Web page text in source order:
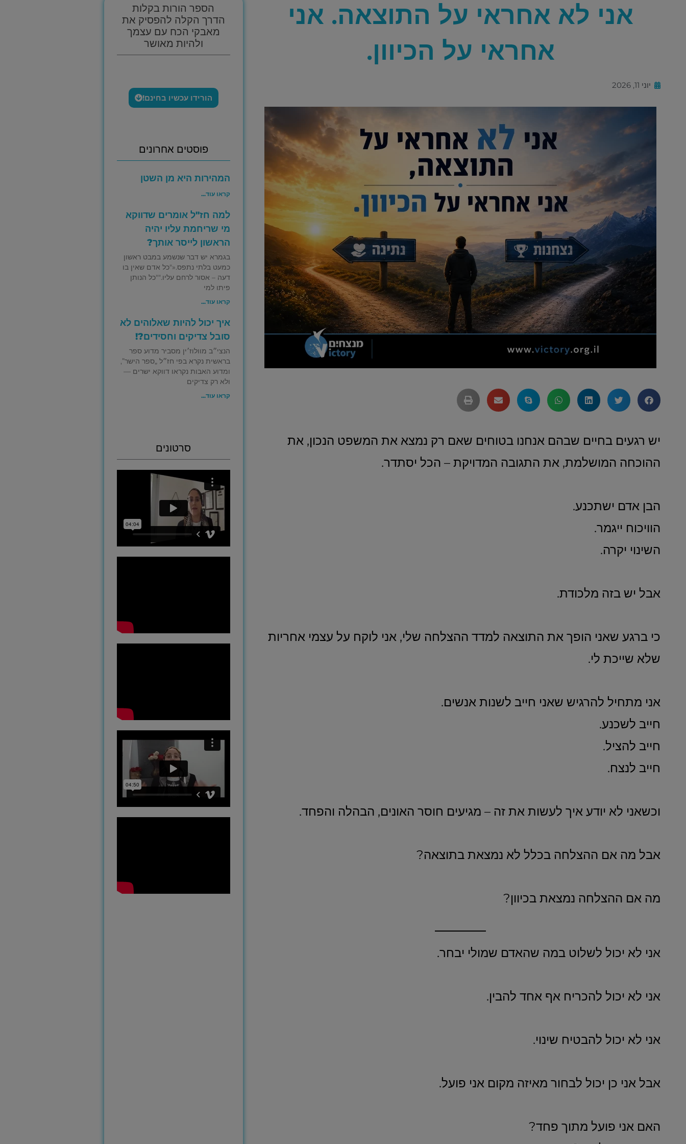
אני לא אחראי על התוצאה. אני
אחראי על הכיוון.
יוני 11, 2026
יש רגעים בחיים שבהם אנחנו בטוחים שאם רק נמצא את המשפט הנכון, את
ההוכחה המושלמת, את התגובה המדויקת – הכל יסתדר.
הבן אדם ישתכנע.
הוויכוח ייגמר.
השינוי יקרה.
אבל יש בזה מלכודת.
כי ברגע שאני הופך את התוצאה למדד ההצלחה שלי, אני לוקח על עצמי אחריות
שלא שייכת לי.
אני מתחיל להרגיש שאני חייב לשנות אנשים.
חייב לשכנע.
חייב להציל.
חייב לנצח.
וכשאני לא יודע איך לעשות את זה – מגיעים חוסר האונים, הבהלה והפחד.
אבל מה אם ההצלחה בכלל לא נמצאת בתוצאה?
מה אם ההצלחה נמצאת בכיוון?
אני לא יכול לשלוט במה שהאדם שמולי יבחר.
אני לא יכול להכריח אף אחד להבין.
אני לא יכול להבטיח שינוי.
אבל אני כן יכול לבחור מאיזה מקום אני פועל.
האם אני פועל מתוך פחד?
הספר הורות בקלות
הדרך הקלה להפסיק את
מאבקי הכח עם עצמך
ולהיות מאושר
הורידו עכשיו בחינם!
פוסטים אחרונים
המהירות היא מן השטן
קראו עוד...
למה חז"ל אומרים שדווקא
מי שריחמת עליו יהיה
הראשון לייסר אותך?
בגמרא יש דבר שנשמע במבט ראשון
כמעט בלתי נתפס.«"כל אדם שאין בו
דעה – אסור לרחם עליו.""כל הנותן
פיתו למי
קראו עוד...
איך יכול להיות שאלוהים לא
סובל צדיקים וחסידים?!
הנצי״ב מוולוז׳ין מסביר מדוע ספר
בראשית נקרא בפי חז״ל „ספר הישר”,
ומדוע האבות נקראו דווקא ישרים —
ולא רק צדיקים
קראו עוד...
סרטונים